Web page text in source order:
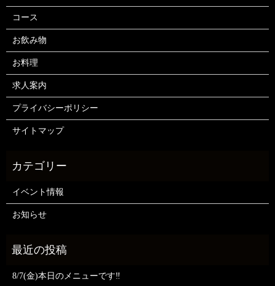
コース
お飲み物
お料理
求人案内
プライバシーポリシー
サイトマップ
イベント情報
お知らせ
8/7(金)本日のメニューです‼️